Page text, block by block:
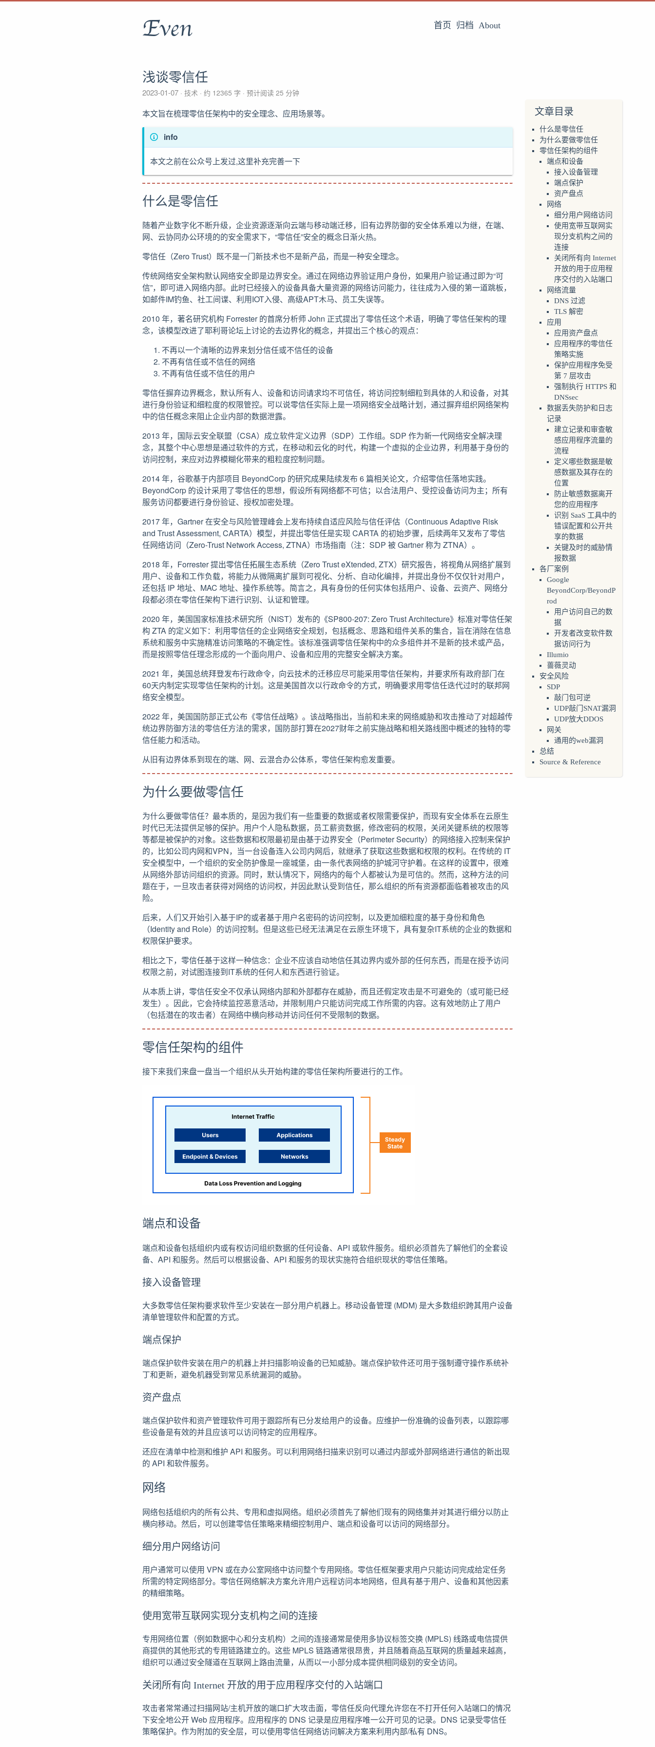
Even 首页 归档 About
浅谈零信任
2023-01-07 技术 约 12365 字 预计阅读 25 分钟
文章目录
什么是零信任
为什么要做零信任
零信任架构的组件
端点和设备
接入设备管理
端点保护
资产盘点
网络
细分用户网络访问
使用宽带互联网实
现分支机构之间的
连接
关闭所有向 Internet
开放的用于应用程
序交付的入站端口
网络流量
DNS 过滤
TLS 解密
应用
应用资产盘点
应用程序的零信任
策略实施
保护应用程序免受
第 7 层攻击
强制执行 HTTPS 和
DNSsec
数据丢失防护和日志
记录
建立记录和审查敏
感应用程序流量的
流程
定义哪些数据是敏
感数据及其存在的
位置
防止敏感数据离开
您的应用程序
识别 SaaS 工具中的
错误配置和公开共
享的数据
关键及时的威胁情
报数据
各厂案例
Google
BeyondCorp/BeyondP
rod
用户访问自己的数
据
开发者改变软件数
据访问行为
Illumio
蔷薇灵动
安全风险
SDP
敲门包可逆
UDP敲门SNAT漏洞
UDP放大DDOS
网关
通用的web漏洞
总结
Source & Reference
本文旨在梳理零信任架构中的安全理念、应用场景等。
info
本文之前在公众号上发过,这里补充完善一下
什么是零信任
随着产业数字化不断升级，企业资源逐渐向云端与移动端迁移，旧有边界防御的安全体系难以为继，在端、
网、云协同办公环境的的安全需求下，“零信任”安全的概念日渐火热。
零信任（Zero Trust）既不是一门新技术也不是新产品，而是一种安全理念。
传统网络安全架构默认网络安全即是边界安全。通过在网络边界验证用户身份，如果用户验证通过即为“可
信”，即可进入网络内部。此时已经接入的设备具备大量资源的网络访问能力，往往成为入侵的第一道跳板，
如邮件IM钓鱼、社工间谍、利用IOT入侵、高级APT木马、员工失误等。
2010 年，著名研究机构 Forrester 的首席分析师 John 正式提出了零信任这个术语，明确了零信任架构的理
念，该模型改进了耶利哥论坛上讨论的去边界化的概念，并提出三个核心的观点：
不再以一个清晰的边界来划分信任或不信任的设备
不再有信任或不信任的网络
不再有信任或不信任的用户
零信任摒弃边界概念，默认所有人、设备和访问请求均不可信任，将访问控制细粒到具体的人和设备，对其
进行身份验证和细粒度的权限管控。可以说零信任实际上是一项网络安全战略计划，通过摒弃组织网络架构
中的信任概念来阻止企业内部的数据泄露。
2013 年，国际云安全联盟（CSA）成立软件定义边界（SDP）工作组。SDP 作为新一代网络安全解决理
念，其整个中心思想是通过软件的方式，在移动和云化的时代，构建一个虚拟的企业边界，利用基于身份的
访问控制，来应对边界模糊化带来的粗粒度控制问题。
2014 年，谷歌基于内部项目 BeyondCorp 的研究成果陆续发布 6 篇相关论文，介绍零信任落地实践。
BeyondCorp 的设计采用了零信任的思想，假设所有网络都不可信；以合法用户、受控设备访问为主；所有
服务访问都要进行身份验证、授权加密处理。
2017 年，Gartner 在安全与风险管理峰会上发布持续自适应风险与信任评估（Continuous Adaptive Risk
and Trust Assessment, CARTA）模型，并提出零信任是实现 CARTA 的初始步骤，后续两年又发布了零信
任网络访问（Zero-Trust Network Access, ZTNA）市场指南（注：SDP 被 Gartner 称为 ZTNA）。
2018 年，Forrester 提出零信任拓展生态系统（Zero Trust eXtended, ZTX）研究报告，将视角从网络扩展到
用户、设备和工作负载，将能力从微隔离扩展到可视化、分析、自动化编排，并提出身份不仅仅针对用户，
还包括 IP 地址、MAC 地址、操作系统等。简言之，具有身份的任何实体包括用户、设备、云资产、网络分
段都必须在零信任架构下进行识别、认证和管理。
2020 年，美国国家标准技术研究所（NIST）发布的《SP800-207: Zero Trust Architecture》标准对零信任架
构 ZTA 的定义如下：利用零信任的企业网络安全规划，包括概念、思路和组件关系的集合，旨在消除在信息
系统和服务中实施精准访问策略的不确定性。该标准强调零信任架构中的众多组件并不是新的技术或产品，
而是按照零信任理念形成的一个面向用户、设备和应用的完整安全解决方案。
2021 年，美国总统拜登发布行政命令，向云技术的迁移应尽可能采用零信任架构，并要求所有政府部门在
60天内制定实现零信任架构的计划。这是美国首次以行政命令的方式，明确要求用零信任迭代过时的联邦网
络安全模型。
2022 年，美国国防部正式公布《零信任战略》。该战略指出，当前和未来的网络威胁和攻击推动了对超越传
统边界防御方法的零信任方法的需求，国防部打算在2027财年之前实施战略和相关路线图中概述的独特的零
信任能力和活动。
从旧有边界体系到现在的端、网、云混合办公体系，零信任架构愈发重要。
为什么要做零信任
为什么要做零信任？最本质的，是因为我们有一些重要的数据或者权限需要保护，而现有安全体系在云原生
时代已无法提供足够的保护。用户个人隐私数据，员工薪资数据，修改密码的权限，关闭关键系统的权限等
等都是被保护的对象。这些数据和权限最初是由基于边界安全（Perimeter Security）的网络接入控制来保护
的，比如公司内网和VPN，当一台设备连入公司内网后，就继承了获取这些数据和权限的权利。在传统的 IT
安全模型中，一个组织的安全防护像是一座城堡，由一条代表网络的护城河守护着。在这样的设置中，很难
从网络外部访问组织的资源。同时，默认情况下，网络内的每个人都被认为是可信的。然而，这种方法的问
题在于，一旦攻击者获得对网络的访问权，并因此默认受到信任，那么组织的所有资源都面临着被攻击的风
险。
后来，人们又开始引入基于IP的或者基于用户名密码的访问控制，以及更加细粒度的基于身份和角色
（Identity and Role）的访问控制。但是这些已经无法满足在云原生环境下，具有复杂IT系统的企业的数据和
权限保护要求。
相比之下，零信任基于这样一种信念：企业不应该自动地信任其边界内或外部的任何东西，而是在授予访问
权限之前，对试图连接到IT系统的任何人和东西进行验证。
从本质上讲，零信任安全不仅承认网络内部和外部都存在威胁，而且还假定攻击是不可避免的（或可能已经
发生）。因此，它会持续监控恶意活动，并限制用户只能访问完成工作所需的内容。这有效地防止了用户
（包括潜在的攻击者）在网络中横向移动并访问任何不受限制的数据。
零信任架构的组件
接下来我们来盘一盘当一个组织从头开始构建的零信任架构所要进行的工作。
端点和设备
端点和设备包括组织内或有权访问组织数据的任何设备、API 或软件服务。组织必须首先了解他们的全套设
备、API 和服务。然后可以根据设备、API 和服务的现状实施符合组织现状的零信任策略。
接入设备管理
大多数零信任架构要求软件至少安装在一部分用户机器上。移动设备管理 (MDM) 是大多数组织跨其用户设备
清单管理软件和配置的方式。
端点保护
端点保护软件安装在用户的机器上并扫描影响设备的已知威胁。端点保护软件还可用于强制遵守操作系统补
丁和更新，避免机器受到常见系统漏洞的威胁。
资产盘点
端点保护软件和资产管理软件可用于跟踪所有已分发给用户的设备。应维护一份准确的设备列表，以跟踪哪
些设备是有效的并且应该可以访问特定的应用程序。
还应在清单中检测和维护 API 和服务。可以利用网络扫描来识别可以通过内部或外部网络进行通信的新出现
的 API 和软件服务。
网络
网络包括组织内的所有公共、专用和虚拟网络。组织必须首先了解他们现有的网络集并对其进行细分以防止
横向移动。然后，可以创建零信任策略来精细控制用户、端点和设备可以访问的网络部分。
细分用户网络访问
用户通常可以使用 VPN 或在办公室网络中访问整个专用网络。零信任框架要求用户只能访问完成给定任务
所需的特定网络部分。零信任网络解决方案允许用户远程访问本地网络，但具有基于用户、设备和其他因素
的精细策略。
使用宽带互联网实现分支机构之间的连接
专用网络位置（例如数据中心和分支机构）之间的连接通常是使用多协议标签交换 (MPLS) 线路或电信提供
商提供的其他形式的专用链路建立的。这些 MPLS 链路通常很昂贵，并且随着商品互联网的质量越来越高，
组织可以通过安全隧道在互联网上路由流量，从而以一小部分成本提供相同级别的安全访问。
关闭所有向 Internet 开放的用于应用程序交付的入站端口
攻击者常常通过扫描网站/主机开放的端口扩大攻击面，零信任反向代理允许您在不打开任何入站端口的情况
下安全地公开 Web 应用程序。应用程序的 DNS 记录是应用程序唯一公开可见的记录。DNS 记录受零信任
策略保护。作为附加的安全层，可以使用零信任网络访问解决方案来利用内部/私有 DNS。